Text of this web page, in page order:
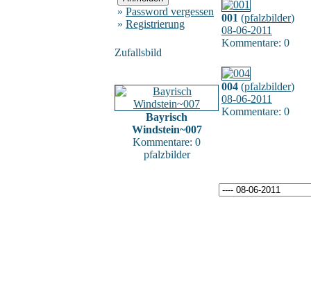
» Password vergessen
» Registrierung
Zufallsbild
Bayrisch
Windstein~007
Kommentare: 0
pfalzbilder
001 (pfalzbilder)
08-06-2011
Kommentare: 0
004 (pfalzbilder)
08-06-2011
Kommentare: 0